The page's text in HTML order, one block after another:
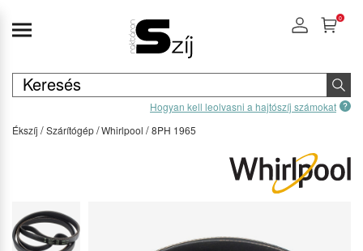
Hogyan kell leolvasni a hajtószíj számokat
0
Ékszíj Szárítógép Whirlpool 8PH 1965